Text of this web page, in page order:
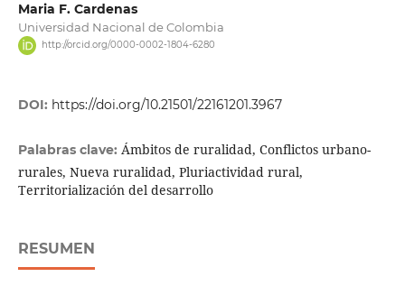
Maria F. Cardenas
Universidad Nacional de Colombia
http://orcid.org/0000-0002-1804-6280
DOI: https://doi.org/10.21501/22161201.3967
Palabras clave: Ámbitos de ruralidad, Conflictos urbano-
rurales, Nueva ruralidad, Pluriactividad rural,
Territorialización del desarrollo
RESUMEN